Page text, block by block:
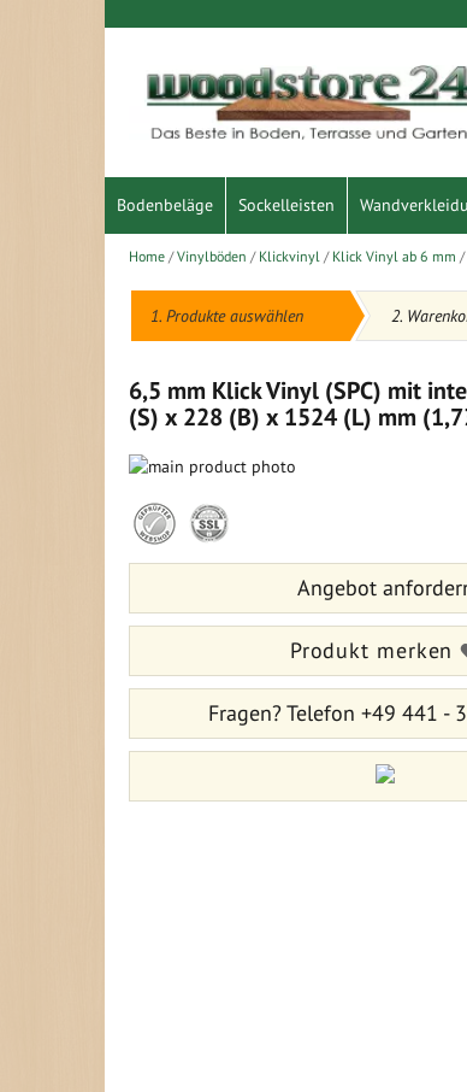
Inhalt
Bodenbeläge Sockelleisten
Home Vinylböden Klickvinyl Klick Vinyl ab 6 mm
1. Produkte auswählen 2.
6,5 mm Klick Vinyl (SPC) mit
(S) x 228 (B) x 1524 (L) mm
Zum
der
Bildergalerie
springen
Anfang
der
Bildergalerie
Angebot
Produkt merken
Fragen?Telefon +49 441 -